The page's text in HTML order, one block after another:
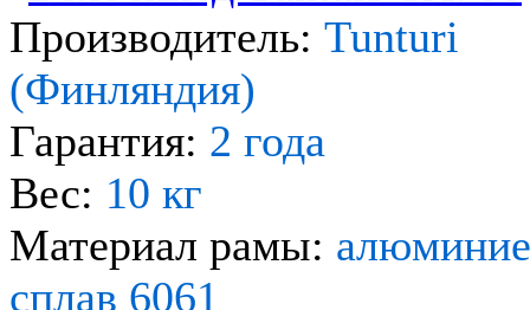
Производитель: Tunturi
(Финляндия)
Гарантия: 2 года
Вес: 10 кг
Материал рамы:
сплав 6061